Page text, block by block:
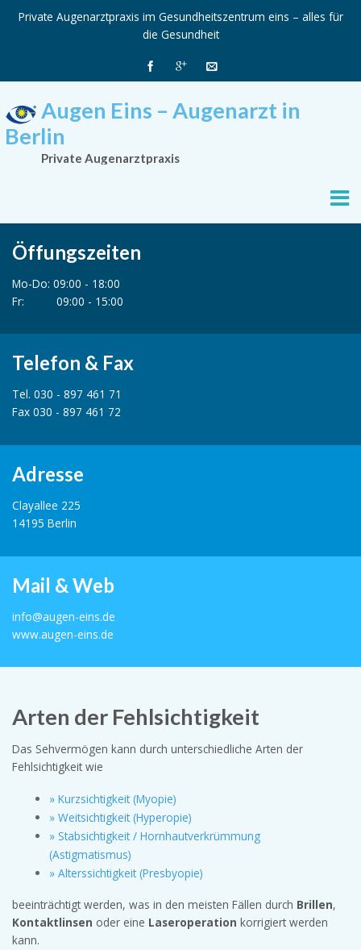
Private Augenarztpraxis im Gesundheitszentrum eins – alles für
die Gesundheit
Augen Eins – Augenarzt in
Berlin
Private Augenarztpraxis
Öffungszeiten
Mo-Do: 09:00 - 18:00
Fr: 09:00 - 15:00
Telefon & Fax
Tel. 030 - 897 461 71
Fax 030 - 897 461 72
Adresse
Clayallee 225
14195 Berlin
Mail & Web
info@augen-eins.de
www.augen-eins.de
Arten der Fehlsichtigkeit
Das Sehvermögen kann durch unterschiedliche Arten der
Fehlsichtigkeit wie
» Kurzsichtigkeit (Myopie)
» Weitsichtigkeit (Hyperopie)
» Stabsichtigkeit / Hornhautverkrümmung
(Astigmatismus)
» Alterssichtigkeit (Presbyopie)
beeinträchtigt werden, was in den meisten Fällen durch Brillen,
Kontaktlinsen oder eine Laseroperation korrigiert werden
kann.